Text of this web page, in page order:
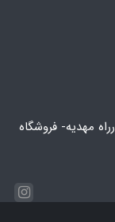
مهدیه- فروشگاه